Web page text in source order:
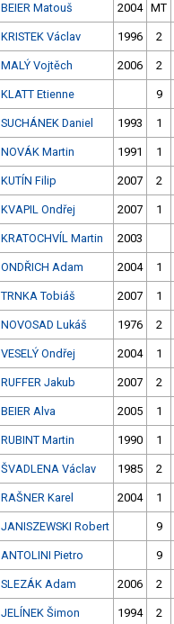
BEIER Matouš 2004 MT
KRISTEK Václav 1996 2
MALÝ Vojtěch 2006 2
KLATT Etienne 9
SUCHÁNEK Daniel 1993 1
NOVÁK Martin 1991 1
KUTÍN Filip 2007 2
KVAPIL Ondřej 2007 1
KRATOCHVÍL Martin 2003
ONDŘICH Adam 2004 1
TRNKA Tobiáš 2007 1
NOVOSAD Lukáš 1976 2
VESELÝ Ondřej 2004 1
RUFFER Jakub 2007 2
BEIER Alva 2005 1
RUBINT Martin 1990 1
ŠVADLENA Václav 1985 2
RAŠNER Karel 2004 1
JANISZEWSKI Robert 9
ANTOLINI Pietro 9
SLEZÁK Adam 2006 2
JELÍNEK Šimon 1994 2